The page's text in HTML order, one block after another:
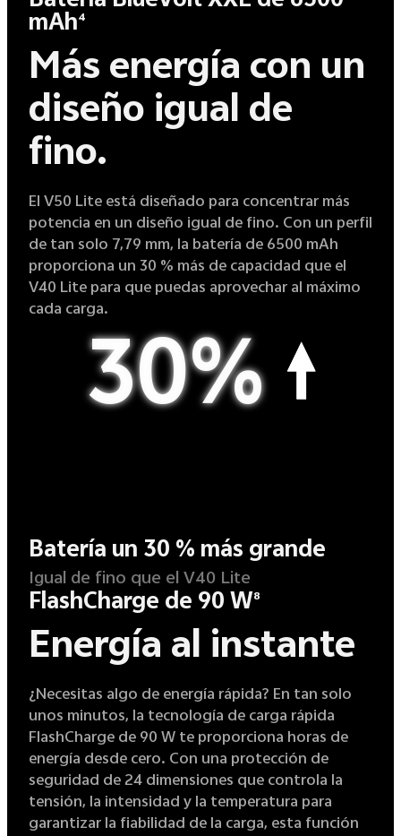
mAh4
Más energía con un
diseño igual de
fino.
El V50 Lite está diseñado para concentrar más
potencia en un diseño igual de fino. Con un perfil
de tan solo 7,79 mm, la batería de 6500 mAh
proporciona un 30 % más de capacidad que el
V40 Lite para que puedas aprovechar al máximo
cada carga.
30%
Batería un 30 % más grande
Igual de fino que el V40 Lite
FlashCharge de 90 W8
Energía al instante
¿Necesitas algo de energía rápida? En tan solo
unos minutos, la tecnología de carga rápida
FlashCharge de 90 W te proporciona horas de
energía desde cero. Con una protección de
seguridad de 24 dimensiones que controla la
tensión, la intensidad y la temperatura para
garantizar la fiabilidad de la carga, esta función